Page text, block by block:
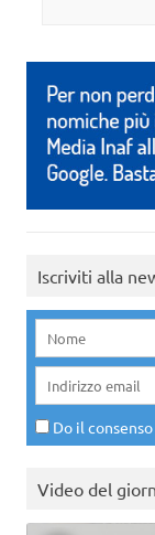
Iscriviti alla
Do il
Video del